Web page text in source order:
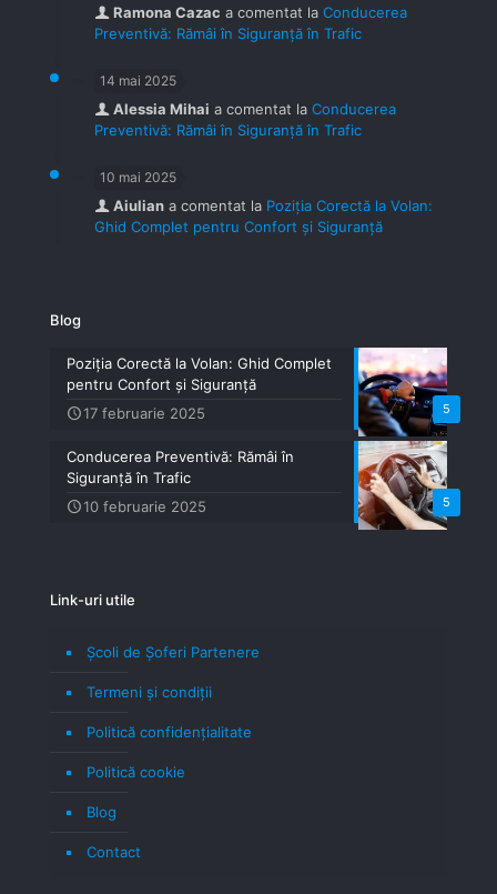
Ramona Cazac a comentat la Conducerea
Preventivă: Rămâi în Siguranță în Trafic
14 mai 2025
Alessia Mihai a comentat la Conducerea
Preventivă: Rămâi în Siguranță în Trafic
10 mai 2025
Aiulian a comentat la Poziția Corectă la Volan:
Ghid Complet pentru Confort și Siguranță
Blog
5
Poziția Corectă la Volan: Ghid Complet
pentru Confort și Siguranță
17 februarie 2025
5
Conducerea Preventivă: Rămâi în
Siguranță în Trafic
10 februarie 2025
Link-uri utile
Școli de Șoferi Partenere
Termeni şi condiţii
Politică confidenţialitate
Politică cookie
Blog
Contact